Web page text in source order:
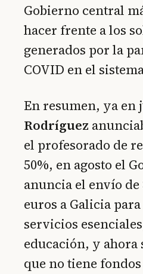
Gobierno central
hacer frente a los
generados por la
COVID en el
En resumen, ya en
Rodríguez
el profesorado de
50%, en agosto el
anuncia el envío
euros a Galicia
servicios
educación, y ahora
que no tiene